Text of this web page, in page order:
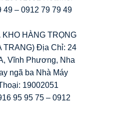
49 – 0912 79 79 49
KHO HÀNG TRỌNG
TRANG) Địa Chỉ: 24
Vĩnh Phương, Nha
ngã ba Nhà Máy
19002051
95 95 75 – 0912